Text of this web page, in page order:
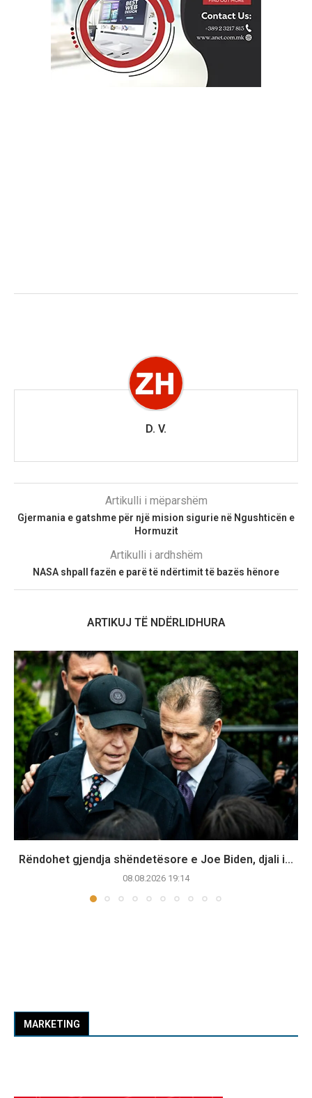
D. V.
Artikulli i mëparshëm
Gjermania e gatshme për një mision sigurie në Ngushticën e
Hormuzit
Artikulli i ardhshëm
NASA shpall fazën e parë të ndërtimit të bazës hënore
ARTIKUJ TË NDËRLIDHURA
Rëndohet gjendja shëndetësore e Joe Biden, djali i...
08.08.2026 19:14
MARKETING